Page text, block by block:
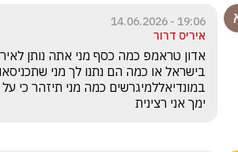
19:06 - 14.06.2026
איריס דרור
ימך אני רצינית